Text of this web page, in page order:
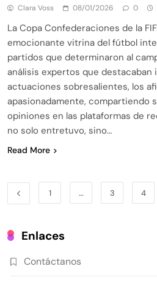
Clara Voss 08/01/2026 0
La Copa Confederaciones de la
emocionante vitrina del fútbol
partidos que determinaron al
análisis expertos que
actuaciones sobresalientes, los
apasionadamente, compartiendo
opiniones en las plataformas de
no solo entretuvo, sino…
Read More
1 … 3 4
Enlaces
Contáctanos